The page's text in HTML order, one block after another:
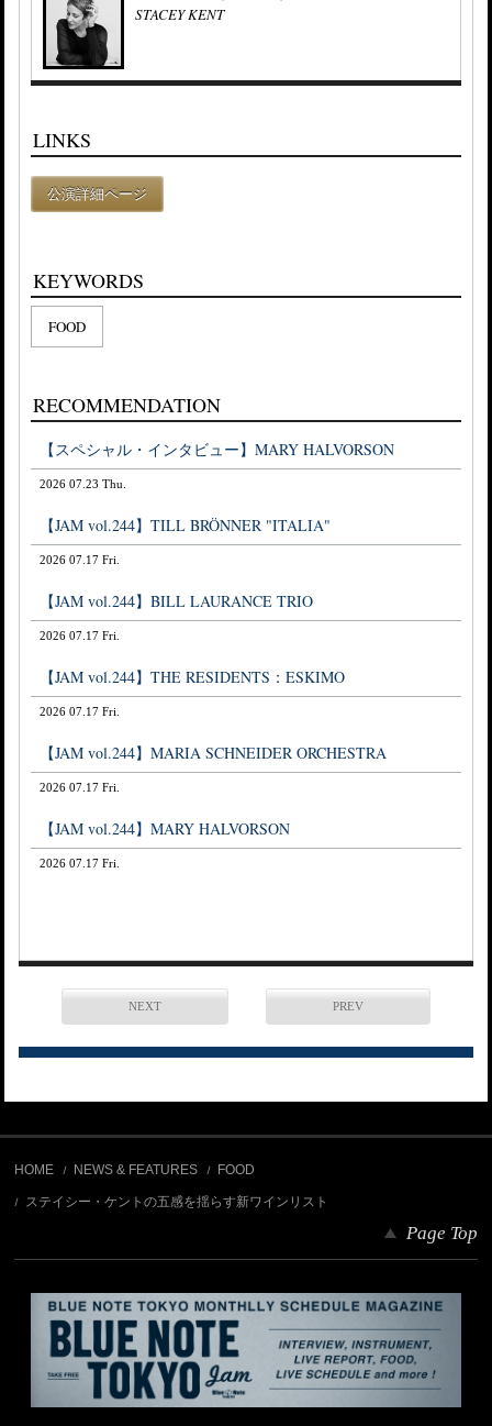
STACEY KENT
LINKS
公演詳細ページ
KEYWORDS
FOOD
RECOMMENDATION
【スペシャル・インタビュー】MARY HALVORSON
2026 07.23 Thu.
【JAM vol.244】TILL BRÖNNER "ITALIA"
2026 07.17 Fri.
【JAM vol.244】BILL LAURANCE TRIO
2026 07.17 Fri.
【JAM vol.244】THE RESIDENTS：ESKIMO
2026 07.17 Fri.
【JAM vol.244】MARIA SCHNEIDER ORCHESTRA
2026 07.17 Fri.
【JAM vol.244】MARY HALVORSON
2026 07.17 Fri.
NEXT PREV
HOME NEWS & FEATURES FOOD
ステイシー・ケントの五感を揺らす新ワインリスト
Page Top